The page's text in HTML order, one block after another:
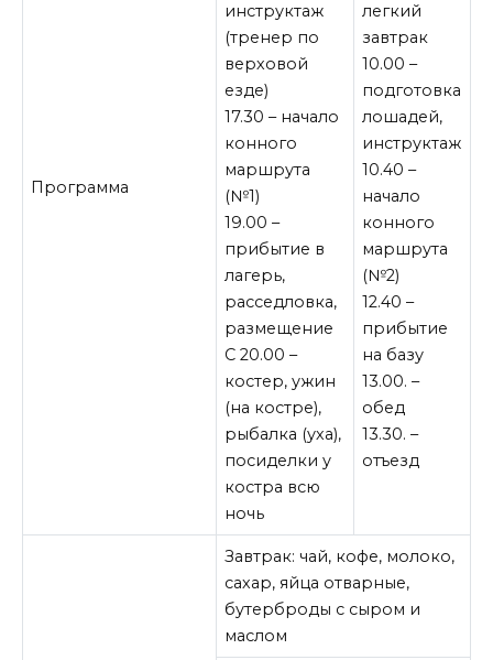
Программа
инструктаж
(тренер по
верховой
езде)
17.30 – начало
конного
маршрута
(№1)
19.00 –
прибытие в
лагерь,
расседловка,
размещение
С 20.00 –
костер, ужин
(на костре),
рыбалка (уха),
посиделки у
костра всю
ночь
легкий
завтрак
10.00 –
подготовка
лошадей,
инструктаж
10.40 –
начало
конного
маршрута
(№2)
12.40 –
прибытие
на базу
13.00. –
обед
13.30. –
отъезд
Завтрак: чай, кофе, молоко,
сахар, яйца отварные,
бутерброды с сыром и
маслом